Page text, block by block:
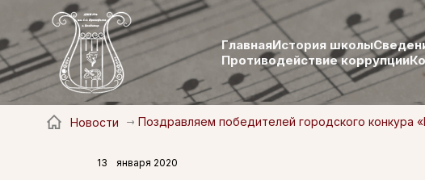
ГлавнаяИстория школы
Противодействие коррупции
Новости Поздравляем победителей городского конкура
13 января 2020